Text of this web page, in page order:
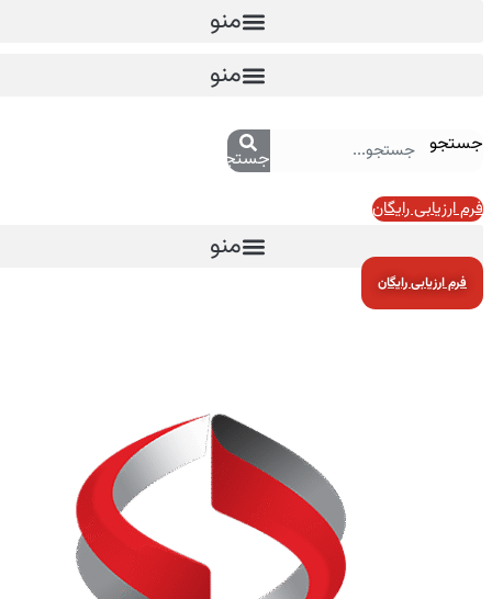
منو
منو
جستجو
جستجو
فرم ارزیابی رایگان
منو
فرم ارزیابی رایگان